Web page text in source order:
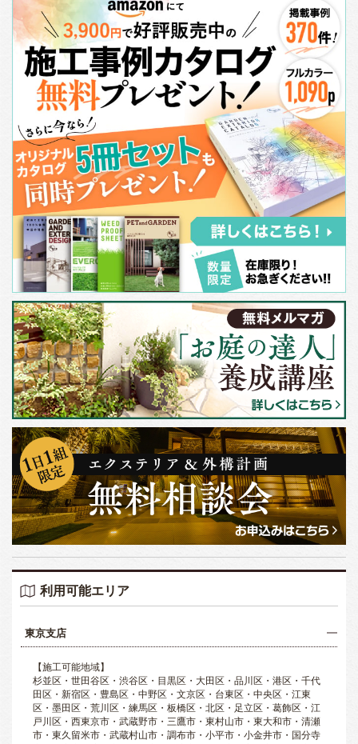
利用可能エリア
東京支店
【施工可能地域】
杉並区・世田谷区・渋谷区・目黒区・大田区・品川区・港区・千代
田区・新宿区・豊島区・中野区・文京区・台東区・中央区・江東
区・墨田区・荒川区・練馬区・板橋区・北区・足立区・葛飾区・江
戸川区・西東京市・武蔵野市・三鷹市・東村山市・東大和市・清瀬
市・東久留米市・武蔵村山市・調布市・小平市・小金井市・国分寺